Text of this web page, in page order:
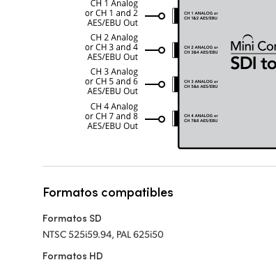
Formatos compatibles
Formatos SD
NTSC 525i59.94, PAL 625i50
Formatos HD